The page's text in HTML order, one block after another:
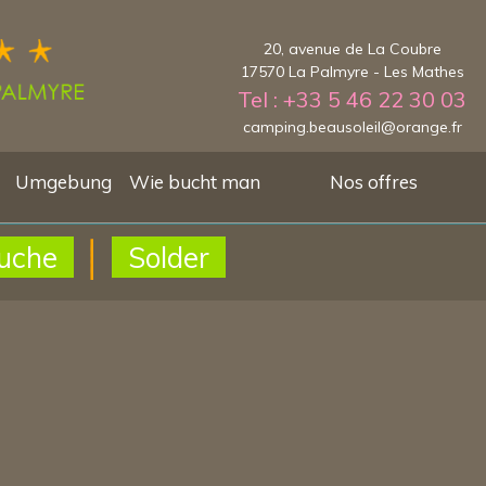
Solder
20, avenue de La Coubre
17570 La Palmyre - Les Mathes
Tel : +33 5 46 22 30 03
camping.beausoleil@orange.fr
Umgebung Wie bucht man Nos offres